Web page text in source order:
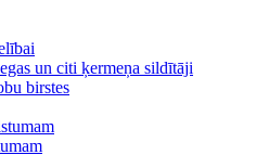
un citi ķermeņa sildītāji
birstes